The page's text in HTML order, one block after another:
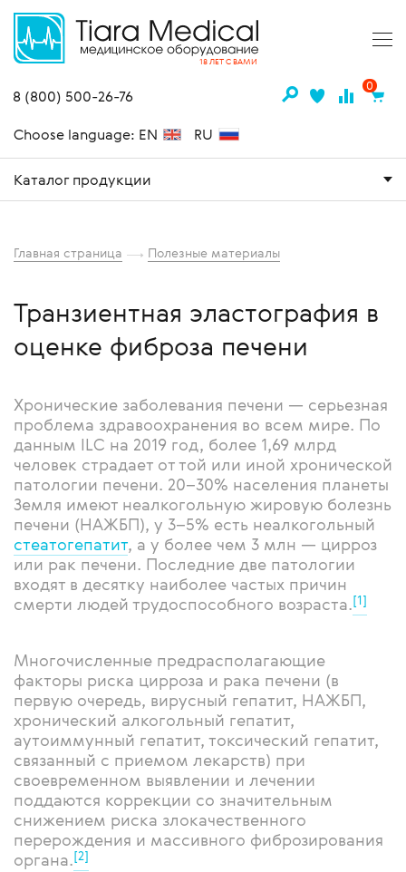
18 ЛЕТ С ВАМИ
8 (800) 500-26-76
0
Choose language: EN RU
Каталог продукции
Главная страница Полезные материалы
Транзиентная эластография в
оценке фиброза печени
Хронические заболевания печени — серьезная
проблема здравоохранения во всем мире. По
данным ILC на 2019 год, более 1,69 млрд
человек страдает от той или иной хронической
патологии печени. 20–30% населения планеты
Земля имеют неалкогольную жировую болезнь
печени (НАЖБП), у 3–5% есть неалкогольный
стеатогепатит, а у более чем 3 млн — цирроз
или рак печени. Последние две патологии
входят в десятку наиболее частых причин
смерти людей трудоспособного возраста.[1]
Многочисленные предрасполагающие
факторы риска цирроза и рака печени (в
первую очередь, вирусный гепатит, НАЖБП,
хронический алкогольный гепатит,
аутоиммунный гепатит, токсический гепатит,
связанный с приемом лекарств) при
своевременном выявлении и лечении
поддаются коррекции со значительным
снижением риска злокачественного
перерождения и массивного фиброзирования
органа.[2]